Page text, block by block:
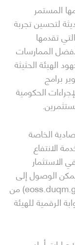
المستمر
لتحسين تجربة
تقدمها
الممارسات
الهيئة الحثيثة
برامج
الحكومية
الخاصة
الانتفاع
الاستثمار
الوصول إلى
الخدمة من خلال البوابة الرقمية (eoss.duqm.gov.om) من
الرقمية للهيئة